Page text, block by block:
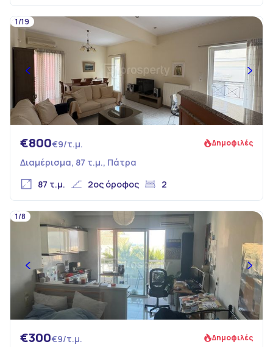
1/19
€800€9/τ.μ. Δημοφιλές
Διαμέρισμα, 87 τ.μ., Πάτρα
87 τ.μ.
2ος όροφος 2
1/8
€300€9/τ.μ. Δημοφιλές